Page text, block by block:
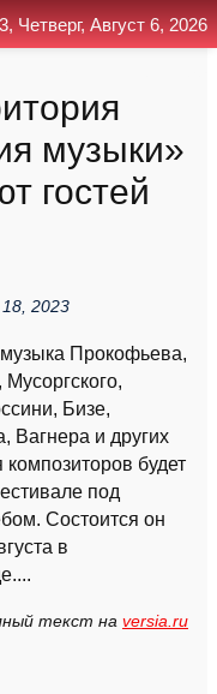
музыки»
гостей
2023
Прокофьева,
Мусоргского,
Бизе,
Вагнера и других
будет
под
Состоится он
в
текст на versia.ru
Четверг, Август 6, 2026